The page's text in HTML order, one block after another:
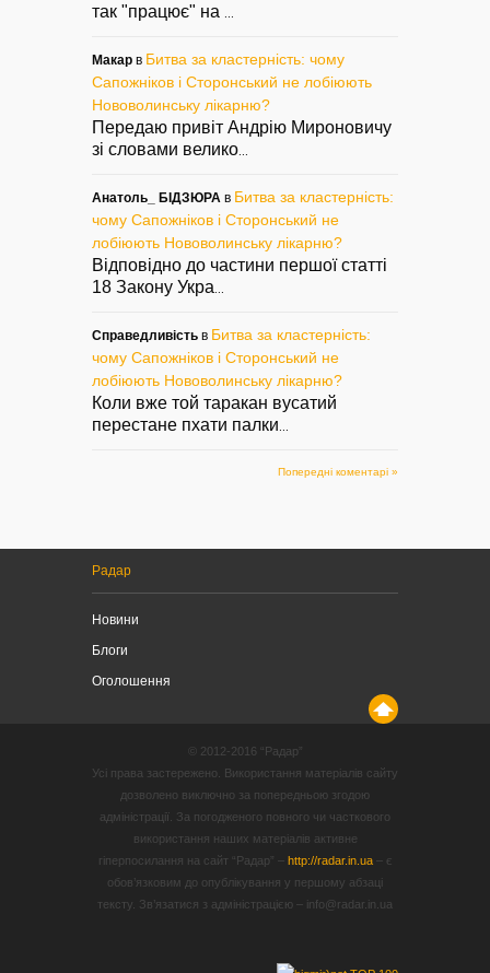
так "працює" на
Макар в Битва за кластерність: чому
Сапожніков і Сторонський не лобіюють
Нововолинську лікарню?
Передаю привіт Андрію Мироновичу
зі словами велико
Анатоль_ БІДЗЮРА в Битва за кластерність:
чому Сапожніков і Сторонський не
лобіюють Нововолинську лікарню?
Відповідно до частини першої статті
18 Закону Укра
Справедливість в Битва за кластерність:
чому Сапожніков і Сторонський не
лобіюють Нововолинську лікарню?
Коли вже той таракан вусатий
перестане пхати палки
Попередні коментарі »
Радар
Новини
Блоги
Оголошення
© 2012-2016 “Радар”
Усі права застережено. Використання матеріалів сайту
дозволено виключно за попередньою згодою
адміністрації. За погодженого повного чи часткового
використання наших матеріалів активне
гіперпосилання на сайт “Радар” – http://radar.in.ua– є
обов’язковим до опублікування у першому абзаці
тексту. Зв’язатися з адміністрацією – info@radar.in.ua